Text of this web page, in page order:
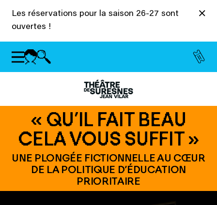
Les réservations pour la saison 26-27 sont
ouvertes !
« QU’IL FAIT BEAU
CELA VOUS SUFFIT »
UNE PLONGÉE FICTIONNELLE AU CŒUR
DE LA POLITIQUE D’ÉDUCATION
PRIORITAIRE